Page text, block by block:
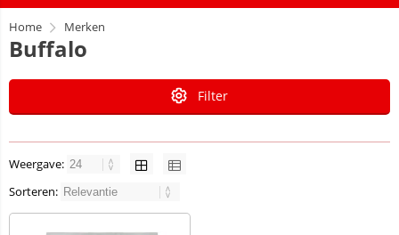
Home Merken
Buffalo
Filter
Weergave:
Sorteren: